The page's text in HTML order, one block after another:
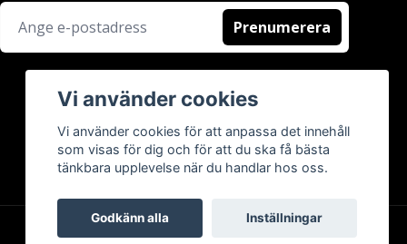
Prenumerera
Vi använder cookies
Vi använder cookies för att anpassa det innehåll
som visas för dig och för att du ska få bästa
tänkbara upplevelse när du handlar hos oss.
Godkänn alla Inställningar